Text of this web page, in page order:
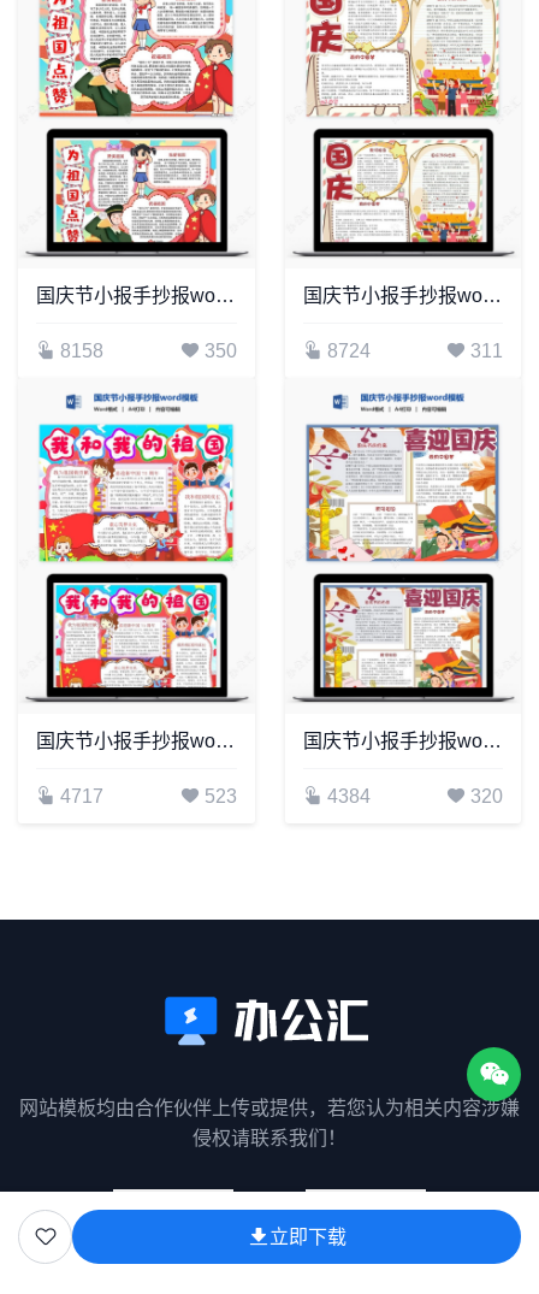
立即下载
国庆节小报手抄报word模板(4)
8158 350
国庆节小报手抄报word模板(4)
8724 311
国庆节小报手抄报word模板(15)
4717 523
国庆节小报手抄报word模板(3)
4384 320
网站模板均由合作伙伴上传或提供，若您认为相关内容涉嫌
侵权请联系我们！